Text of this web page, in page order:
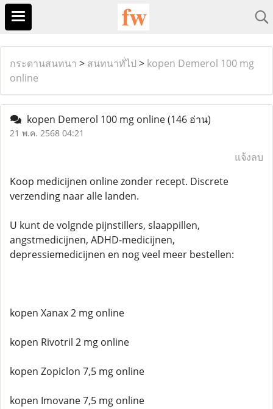
กระดานสนทนา > สนทนาทั่ไป > kopen Demerol 100 mg
online
kopen Demerol 100 mg online(146 อ่าน)
21 พ.ค. 2568 04:21
แจ้งลบ
Koop medicijnen online zonder recept. Discrete
verzending naar alle landen.
U kunt de volgnde pijnstillers, slaappillen,
angstmedicijnen, ADHD-medicijnen,
depressiemedicijnen en nog veel meer bestellen:
kopen Xanax 2 mg online
kopen Rivotril 2 mg online
kopen Zopiclon 7,5 mg online
kopen Imovane 7,5 mg online